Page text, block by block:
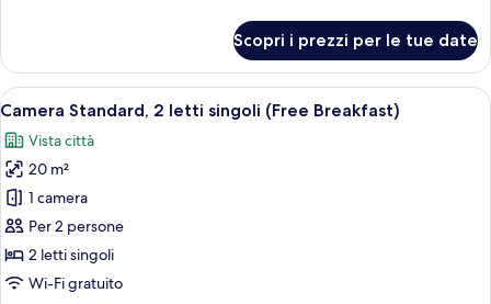
Standard
(Free
Breakfast)
Scopri i prezzi per le tue date
Apri
tutte
le
foto
per
Camera
Standard,
2
Un bagno moderno con lavandino,
11
Camera Standard, 2 letti singoli (Free Breakfast)
Vista città
20 m²
1 camera
Per 2 persone
2 letti singoli
Wi-Fi gratuito